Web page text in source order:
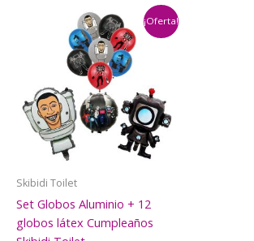
$5.000.$4.000.
¡Oferta!
Skibidi Toilet
Set Globos Aluminio + 12
globos látex Cumpleaños